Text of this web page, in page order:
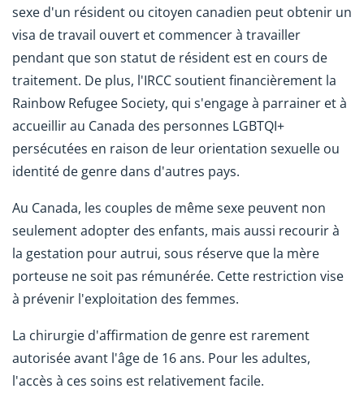
sexe d'un résident ou citoyen canadien peut obtenir un
visa de travail ouvert et commencer à travailler
pendant que son statut de résident est en cours de
traitement. De plus, l'IRCC soutient financièrement la
Rainbow Refugee Society, qui s'engage à parrainer et à
accueillir au Canada des personnes LGBTQI+
persécutées en raison de leur orientation sexuelle ou
identité de genre dans d'autres pays.
Au Canada, les couples de même sexe peuvent non
seulement adopter des enfants, mais aussi recourir à
la gestation pour autrui, sous réserve que la mère
porteuse ne soit pas rémunérée. Cette restriction vise
à prévenir l'exploitation des femmes.
La chirurgie d'affirmation de genre est rarement
autorisée avant l'âge de 16 ans. Pour les adultes,
l'accès à ces soins est relativement facile.